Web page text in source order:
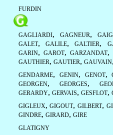
FURDIN
GAGLIARDI, GAGNEUR,
GALET,GALILE,GALTIER,
GARIN,GAROT,GARZANDAT,
GAUTHIER, GAUTIER, GAUVAIN,
GENDARME, GENIN, GENOT,
GEORGEN, GEORGES,
GERARDY, GERVAIS, GESFLOT,
GIGLEUX,GIGOUT, GILBERT,
GINDRE, GIRARD, GIRE
GLATIGNY